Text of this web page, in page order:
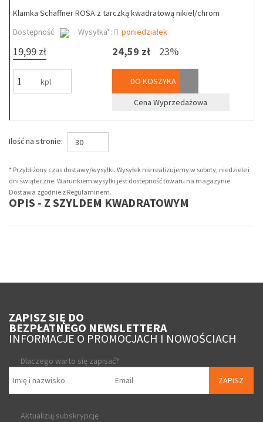
Klamka Schaffner ROSA z tarczką kwadratową nikiel/chrom
Dostępność
Wysyłka*: poniedziałek
19,99 zł
kpl
24,59 zł 23%
DO KOSZYKA
Cena Wyprzedażowa
Ilość na stronie: 30
* Przybliżony czas dostawy/wysyłki. Wysyłek nie realizujemy w soboty, niedziele i
dni świąteczne. Warunkiem wysyłki jest dostepność towaru na magazynie.
Dostawa zgodnie z Regulaminem.
OPIS - Z SZYLDEM KWADRATOWYM
ZAPISZ SIĘ DO
BEZPŁATNEGO NEWSLETTERA
INFORMACJE O PROMOCJACH I NOWOŚCIACH
Dlaczego warto się zapisać?
ZAPISZ
Aktualizuj subskrypcję